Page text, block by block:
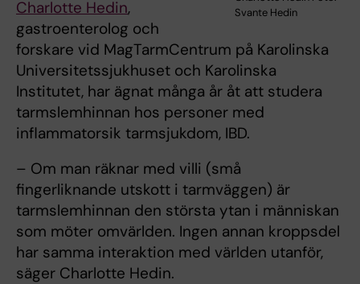
Svante Hedin
Charlotte Hedin,
gastroenterolog och
forskare vid MagTarmCentrum på Karolinska
Universitetssjukhuset och Karolinska
Institutet, har ägnat många år åt att studera
tarmslemhinnan hos personer med
inflammatorsik tarmsjukdom, IBD.
– Om man räknar med villi (små
fingerliknande utskott i tarmväggen) är
tarmslemhinnan den största ytan i människan
som möter omvärlden. Ingen annan kroppsdel
har samma interaktion med världen utanför,
säger Charlotte Hedin.